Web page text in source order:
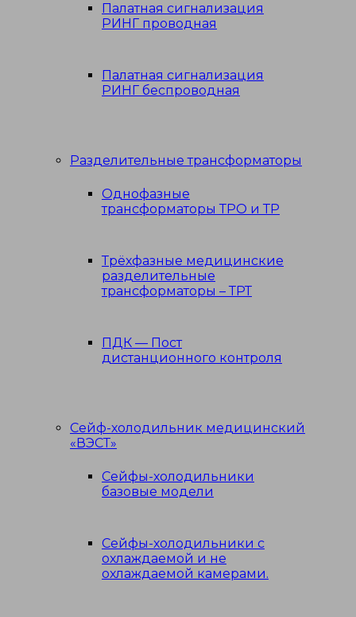
Палатная сигнализация
РИНГ проводная
Палатная сигнализация
РИНГ беспроводная
Разделительные трансформаторы
Однофазные
трансформаторы ТРО и ТР
Трёхфазные медицинские
разделительные
трансформаторы – ТРТ
ПДК — Пост
дистанционного контроля
Сейф-холодильник медицинский
«ВЭСТ»
Сейфы-холодильники
базовые модели
Сейфы-холодильники с
охлаждаемой и не
охлаждаемой камерами.